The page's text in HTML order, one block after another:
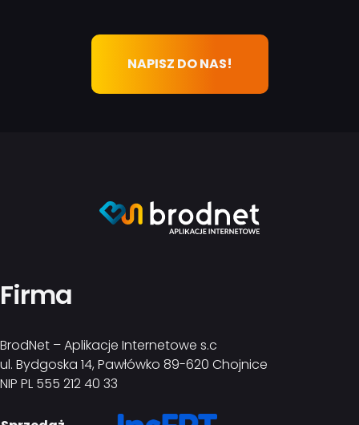
NAPISZ DO NAS!
Firma
BrodNet – Aplikacje Internetowe s.c
ul. Bydgoska 14, Pawłówko 89-620 Chojnice
NIP PL 555 212 40 33